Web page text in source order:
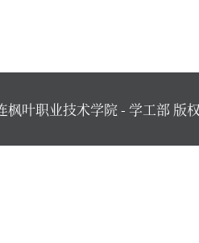
叶职业技术学院 - 学工部 版